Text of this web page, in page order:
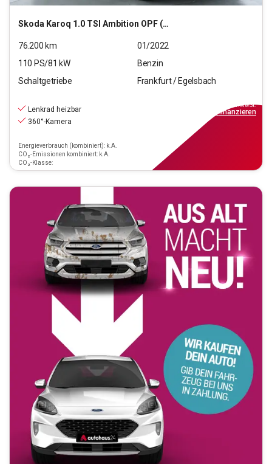
Skoda Karoq 1.0 TSI Ambition OPF (EURO 6d)
76.200 km
01/2022
110 PS/81 kW
Benzin
Schaltgetriebe
Frankfurt / Egelsbach
Lenkrad heizbar
360°-Kamera
Energieverbrauch (kombiniert): k.A.
CO₂-Emissionen kombiniert: k.A.
CO₂-Klasse:
inkl.MwSt.
finanzieren